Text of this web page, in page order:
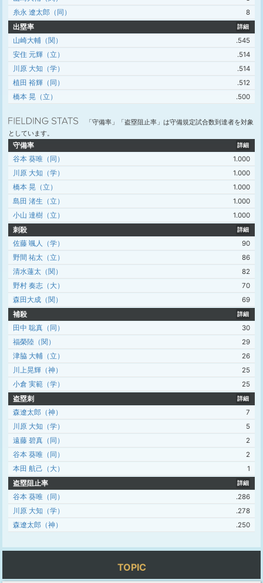
糸永 遼太郎（同）
8
出塁率
詳細
山崎大輔（関）
.545
安住 元輝（立）
.514
川原 大知（学）
.514
植田 裕輝（同）
.512
橋本 晃（立）
.500
「守備率」「盗塁阻止率」は守備規定試合数到達者を対象
としています。
守備率
詳細
谷本 葵唯（同）
1.000
川原 大知（学）
1.000
橋本 晃（立）
1.000
島田 渚生（立）
1.000
小山 達樹（立）
1.000
刺殺
詳細
佐藤 颯人（学）
90
野間 祐太（立）
86
清水蓮太（関）
82
野村 奏志（大）
70
森田大成（関）
69
補殺
詳細
田中 聡真（同）
30
福榮陸（関）
29
津脇 大輔（立）
26
川上晃輝（神）
25
小倉 実範（学）
25
盗塁刺
詳細
森遼太郎（神）
7
川原 大知（学）
5
遠藤 碧真（同）
2
谷本 葵唯（同）
2
本田 航己（大）
1
盗塁阻止率
詳細
谷本 葵唯（同）
.286
川原 大知（学）
.278
森遼太郎（神）
.250
TOPIC